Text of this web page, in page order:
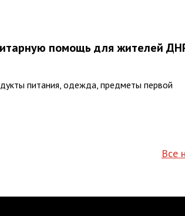
помощь для жителей
питания, одежда, предметы первой
Все